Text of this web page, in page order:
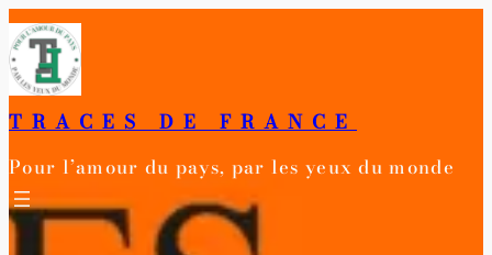
Aller
au
contenu
TRACES DE FRANCE
Pour l’amour du pays, par les yeux du monde